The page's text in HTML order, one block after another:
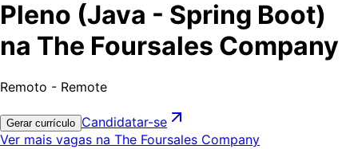
Pleno (Java - Spring Boot)
na The Foursales Company
Remoto - Remote
Gerar currículo Candidatar-se
Ver mais vagas na The Foursales Company